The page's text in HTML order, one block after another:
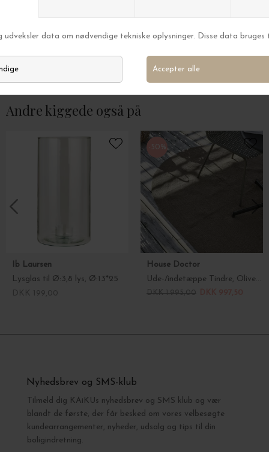
Ib Laursen
Vase Avignon, 50/50 Brun
DKK 239,00
Ib Laursen
Vase m/hank,
Andre kiggede også på
Ib Laursen
Lysglas til Ø:3,8 lys, Ø:13*25
-50%
House Doctor
Ude-/indetæppe Tindre, Olivengrøn 130*180
Nyhedsbrev og SMS-klub
Tilmeld dig KAiKUs nyhedsbrev og SMS klub og vær
blandt de første, der får besked om vores velbesøgte
kundearrangementer, nyheder, udsalg og tips til din
boligindretning.